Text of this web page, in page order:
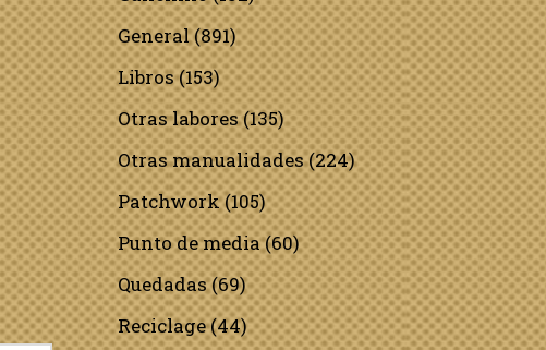
General(891)
Libros(153)
Otras labores(135)
Otras manualidades(224)
Patchwork(105)
Punto de media(60)
Quedadas(69)
Reciclage(44)